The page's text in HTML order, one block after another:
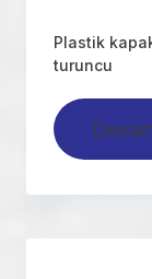
Plastik
turuncu